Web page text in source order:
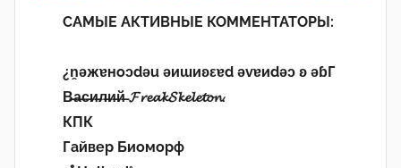
САМЫЕ АКТИВНЫЕ КОММЕНТАТОРЫ:
¿n̯ǝжɐноɔdǝu ǝиɯиʚεɐd ǝvɐиdǝɔ ʚ ǝɓГ
В̶а̶с̶и̶л̶и̶й̶ 𝓕𝓻𝓮𝓪𝓴𝓢𝓴𝓮𝓵𝓮𝓽𝓸𝓷.
КПК
Гайвер Биоморф